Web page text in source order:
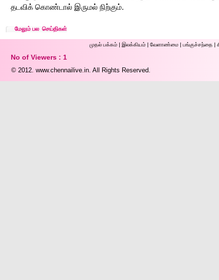
தடவிக் கொண்டால் இருமல் நிற்கும்.
மேலும் பல செய்திகள்
முதல் ப‌க்க‌ம் | இலக்கியம் | வேளாண்மை | பங்குச்சந்தை |
No of Viewers : 1
© 2012. www.chennailive.in. All Rights Reserved.